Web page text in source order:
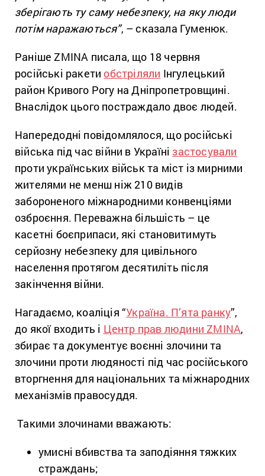
зберігають ту саму небезпеку, на яку люди
потім наражаються”, – сказала Гуменюк.
Раніше ZMINA писала, що 18 червня
російські ракети обстріляли Інгулецький
район Кривого Рогу на Дніпропетровщині.
Внаслідок цього постраждало двоє людей.
Напередодні повідомлялося, що російські
війська під час війни в Українізастосували
проти українських військ та міст із мирними
жителями не менш ніж 210 видів
забороненого міжнародними конвенціями
озброєння. Переважна більшість – це
касетні боєприпаси, які становитимуть
серйозну небезпеку для цивільного
населення протягом десятиліть після
закінчення війни.
Нагадаємо, коаліція “Україна. П’ята ранку”,
до якої входить і Центр прав людини ZMINA,
збирає та документує воєнні злочини та
злочини проти людяності під час російського
вторгнення для національних та міжнародних
механізмів правосуддя.
Такими злочинами вважають:
умисні вбивства та заподіяння тяжких
страждань;